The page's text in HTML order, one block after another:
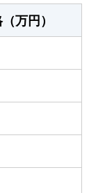
徒歩12分
徒歩45分
万円）